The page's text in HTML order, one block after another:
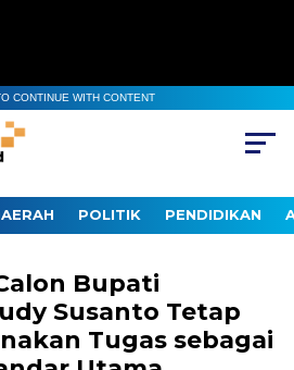
CONTINUE WITH CONTENT
POLITIK PENDIDIKAN
Bupati
Susanto Tetap
Tugas sebagai